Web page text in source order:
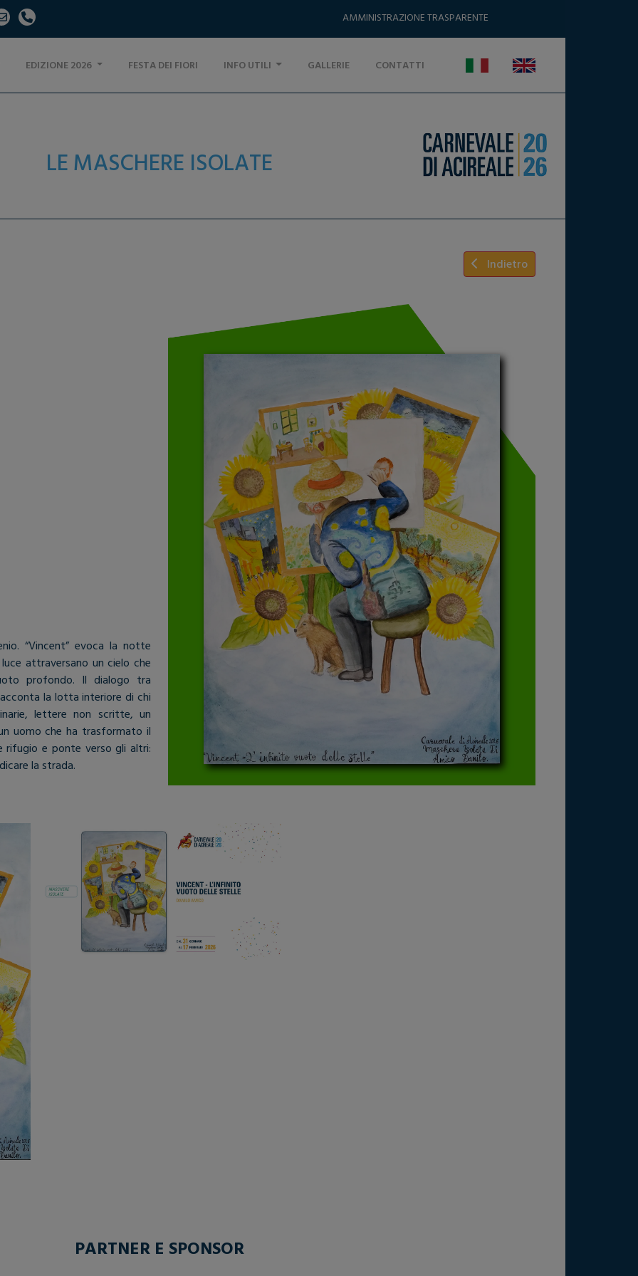
AMMINISTRAZIONE TRASPARENTE
EDIZIONE 2026 FESTA DEI FIORI INFO UTILI GALLERIE CONTATTI
LE MASCHERE ISOLATE
Indietro
“Vincent” evoca la notte
attraversano un cielo che
profondo. Il dialogo tra
la lotta interiore di chi
lettere non scritte, un
uomo che ha trasformato il
rifugio e ponte verso gli altri:
la strada.
PARTNER E SPONSOR